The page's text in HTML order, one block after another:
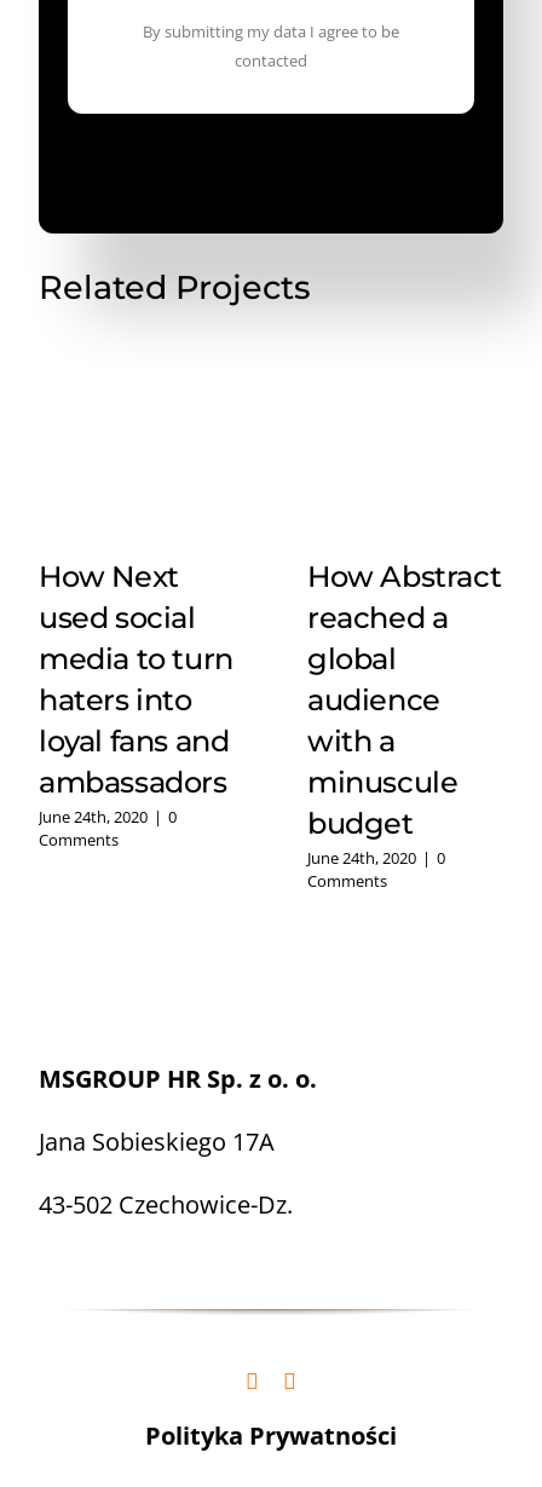
By submitting my data I agree to be
contacted
Related Projects
How Next
used social
media to turn
haters into
loyal fans and
ambassadors
June 24th, 2020 | 0
Comments
How Abstract
reached a
global
audience
with a
minuscule
budget
June 24th, 2020 | 0
Comments
MSGROUP HR Sp. z o. o.
Jana Sobieskiego 17A
43-502 Czechowice-Dz.
Polityka Prywatności